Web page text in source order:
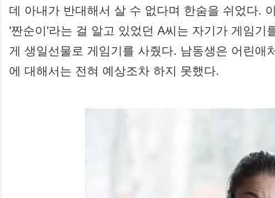
데 아내가 반대해서 살 수 없다며 한숨을 쉬었다.
'짠순이'라는 걸 알고 있었던 A씨는 자기가 게임기
게 생일선물로 게임기를 사줬다. 남동생은 어린
에 대해서는 전혀 예상조차 하지 못했다.